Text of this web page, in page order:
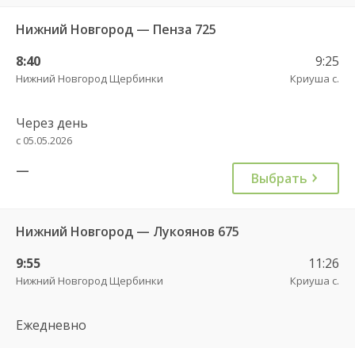
Нижний Новгород — Пенза 725
8:40
Нижний Новгород Щербинки
9:25
Криуша с.
Через день
с 05.05.2026
— Выбрать
Нижний Новгород — Лукоянов 675
9:55
Нижний Новгород Щербинки
11:26
Криуша с.
Ежедневно